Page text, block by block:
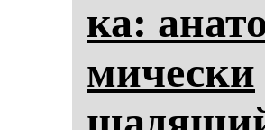
ка:
ми­чес­ки